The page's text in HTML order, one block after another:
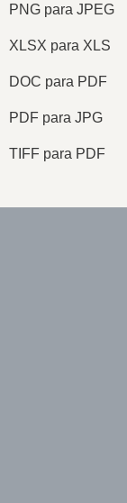
PNG para JPEG
XLSX para XLS
DOC para PDF
PDF para JPG
TIFF para PDF